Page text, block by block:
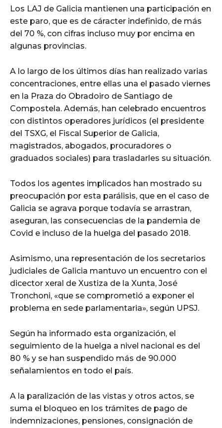
Los LAJ de Galicia mantienen una participación en
este paro, que es de cáracter indefinido, de más
del 70 %, con cifras incluso muy por encima en
algunas provincias.
A lo largo de los últimos días han realizado varias
concentraciones, entre ellas una el pasado viernes
en la Praza do Obradoiro de Santiago de
Compostela. Además, han celebrado encuentros
con distintos operadores jurídicos (el presidente
del TSXG, el Fiscal Superior de Galicia,
magistrados, abogados, procuradores o
graduados sociales) para trasladarles su situación.
Todos los agentes implicados han mostrado su
preocupación por esta parálisis, que en el caso de
Galicia se agrava porque todavía se arrastran,
aseguran, las consecuencias de la pandemia de
Covid e incluso de la huelga del pasado 2018.
Asimismo, una representación de los secretarios
judiciales de Galicia mantuvo un encuentro con el
dicector xeral de Xustiza de la Xunta, José
Tronchoni, «que se comprometió a exponer el
problema en sede parlamentaria», según UPSJ.
Según ha informado esta organización, el
seguimiento de la huelga a nivel nacional es del
80 % y se han suspendido más de 90.000
señalamientos en todo el país.
A la paralización de las vistas y otros actos, se
suma el bloqueo en los trámites de pago de
indemnizaciones, pensiones, consignación de